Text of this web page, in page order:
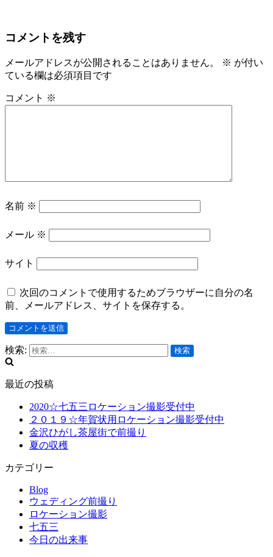
コメントを残す
メールアドレスが公開されることはありません。 ※ が付い
ている欄は必須項目です
コメント ※
名前 ※
メール ※
サイト
次回のコメントで使用するためブラウザーに自分の名
前、メールアドレス、サイトを保存する。
検索:
最近の投稿
2020☆七五三ロケーション撮影受付中
２０１９☆年賀状用ロケーション撮影受付中
金沢ひがし茶屋街で前撮り
夏の収穫
カテゴリー
Blog
ウェディング前撮り
ロケーション撮影
七五三
今日の出来事